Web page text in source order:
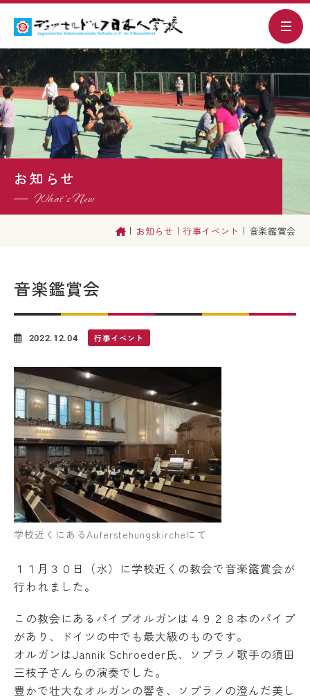
TOP
学校案内
スクールライフ
入学・編入
保護者ポータル
English
Instagram Facebook アクセスお問い合わせ
父母会日本語補習校同窓会
お知らせ
What’s New
お知らせ 行事イベント 音楽鑑賞会
音楽鑑賞会
2022.12.04 行事イベント
学校近くにあるAuferstehungskircheにて
１１月３０日（水）に学校近くの教会で音楽鑑賞会が
行われました。
この教会にあるパイプオルガンは４９２８本のパイプ
があり、ドイツの中でも最大級のものです。
オルガンはJannik Schroeder氏、ソプラノ歌手の須田
三枝子さんらの演奏でした。
豊かで壮大なオルガンの響き、ソプラノの澄んだ美し